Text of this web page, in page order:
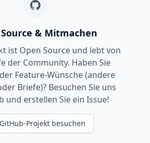
& Mitmachen
ist Open Source und lebt von
der Community. Haben Sie
Feature-Wünsche (andere
Briefe)? Besuchen Sie uns
und erstellen Sie ein Issue!
GitHub-Projekt besuchen